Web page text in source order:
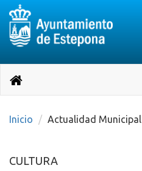
Destino:
Volver
inicio
Inicio Actualidad Municipal
CULTURA